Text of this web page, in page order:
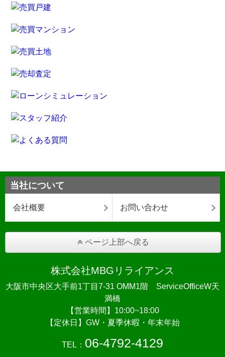
当社について
会社概要 お問い合わせ
ページ上部へ戻る
株式会社MBGリライアンス
大阪市中央区大手前1丁目7-31 OMM1階 ServiceOfficeW天
満橋
【営業時間】10:00~18:00
【定休日】GW・夏季休暇・年末年始
TEL： 06-4792-4129